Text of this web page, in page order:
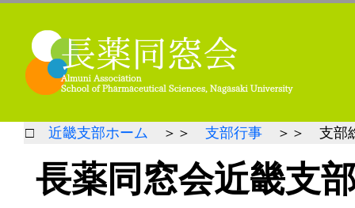
□ 近畿支部ホーム ＞＞ 支部行事 ＞＞ 支部
長薬同窓会近畿支